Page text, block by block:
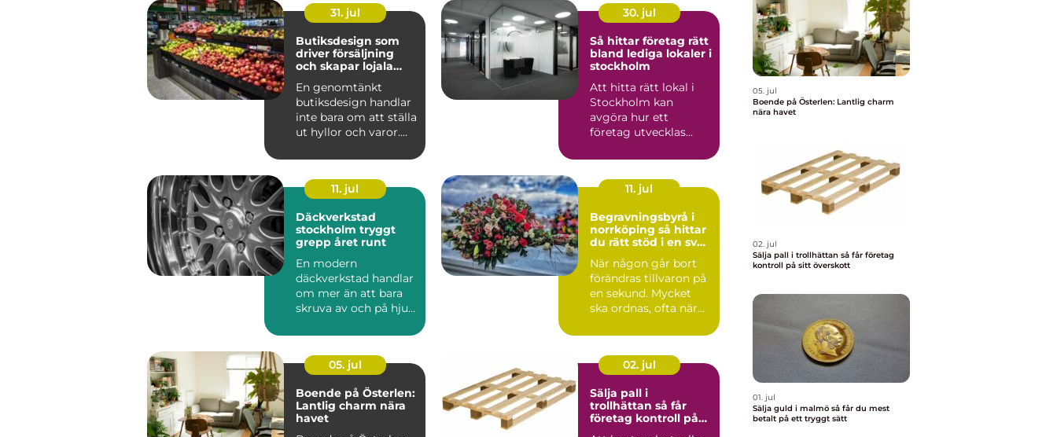
31. jul
Butiksdesign som
driver försäljning
och skapar lojala
En genomtänkt
butiksdesign handlar
inte bara om att ställa
ut hyllor och varor.
kun...
30. jul
Så hittar företag rätt
bland lediga lokaler i
stockholm
Att hitta rätt lokal i
Stockholm kan
avgöra hur ett
företag utvecklas
framåt. Läget p...
11. jul
Däckverkstad
stockholm tryggt
grepp året runt
En modern
däckverkstad handlar
om mer än att bara
skruva av och på hjul.
Stockholm är...
11. jul
Begravningsbyrå i
norrköping så hittar
du rätt stöd i en svår
När någon går bort
förändras tillvaron på
en sekund. Mycket
ska ordnas, ofta när
05. jul
Boende på Österlen:
Lantlig charm nära
havet
02. jul
Sälja pall i
trollhättan så får
företag kontroll på
05. jul
Boende på Österlen: Lantlig charm
nära havet
02. jul
Sälja pall i trollhättan så får företag
kontroll på sitt överskott
01. jul
Sälja guld i malmö så får du mest
betalt på ett tryggt sätt